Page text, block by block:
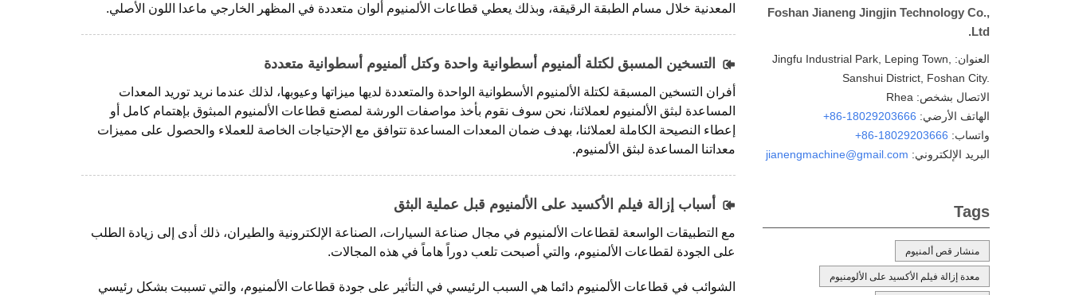
المعدنية خلال مسام الطبقة الرقيقة، وبذلك يعطي قطاعات الألمنيوم ألوان متعددة في المظهر الخارجي ماعدا اللون الأصلي.
التسخين المسبق لكتلة ألمنيوم أسطوانية واحدة وكتل ألمنيوم أسطوانية متعددة
أفران التسخين المسبقة لكتلة الألمنيوم الأسطوانية الواحدة والمتعددة لديها ميزاتها وعيوبها، لذلك عندما نريد توريد المعدات
المساعدة لبثق الألمنيوم لعملائنا، نحن سوف نقوم بأخذ مواصفات الورشة لمصنع قطاعات الألمنيوم المبثوق بإهتمام كامل أو
إعطاء النصيحة الكاملة لعملائنا، بهدف ضمان المعدات المساعدة تتوافق مع الإحتياجات الخاصة للعملاء والحصول على مميزات
معداتنا المساعدة لبثق الألمنيوم.
أسباب إزالة فيلم الأكسيد على الألمنيوم قبل عملية البثق
مع التطبيقات الواسعة لقطاعات الألمنيوم في مجال صناعة السيارات، الصناعة الإلكترونية والطيران، ذلك أدى إلى زيادة الطلب
على الجودة لقطاعات الألمنيوم، والتي أصبحت تلعب دوراً هاماً في هذه المجالات.
الشوائب في قطاعات الألمنيوم دائما هي السبب الرئيسي في التأثير على جودة قطاعات الألمنيوم، والتي تسببت بشكل رئيسي
Foshan Jianeng Jingjin Technology Co.,
Ltd.
العنوان:
Jingfu Industrial Park, Leping Town,
Sanshui District, Foshan City.
الاتصال بشخص: Rhea
الهاتف الأرضي: +86-18029203666
واتساب: +86-18029203666
البريد الإلكتروني: jianengmachine@gmail.com
Tags
منشار قص ألمنيوم
معدة إزالة فيلم الأكسيد على الألومنيوم